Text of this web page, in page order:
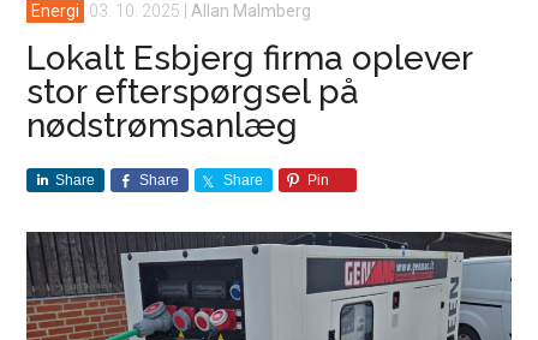
Energi 03. 10. 2025 Allan Malmberg
Lokalt Esbjerg firma oplever
stor efterspørgsel på
nødstrømsanlæg
Share Share Share Pin